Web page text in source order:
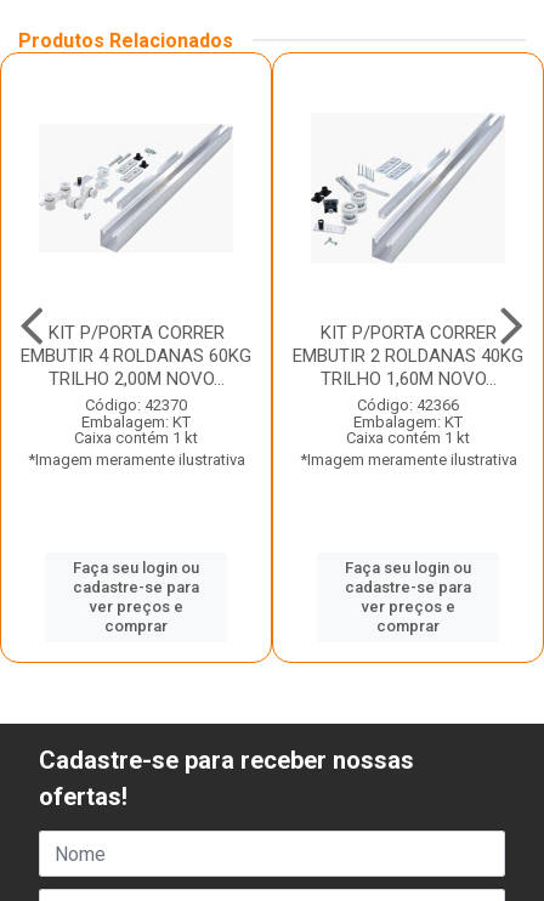
Produtos Relacionados
KIT P/PORTA CORRER
EMBUTIR 4 ROLDANAS 60KG
TRILHO 2,00M NOVO...
Código: 42370
Embalagem: KT
Caixa contém 1 kt
*Imagem meramente ilustrativa
Faça seu login ou
cadastre-se para
ver preços e
comprar
KIT P/PORTA CORRER
EMBUTIR 2 ROLDANAS 40KG
TRILHO 1,60M NOVO...
Código: 42366
Embalagem: KT
Caixa contém 1 kt
*Imagem meramente ilustrativa
Faça seu login ou
cadastre-se para
ver preços e
comprar
Cadastre-se para receber nossas
ofertas!